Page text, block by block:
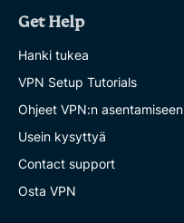
Get Help
Hanki tukea
VPN Setup Tutorials
Ohjeet VPN:n asentamiseen
Usein kysyttyä
Contact support
Osta VPN